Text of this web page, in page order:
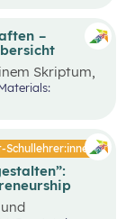
–
Skriptum,
über die
Mit
die
helfen,
Aufgaben